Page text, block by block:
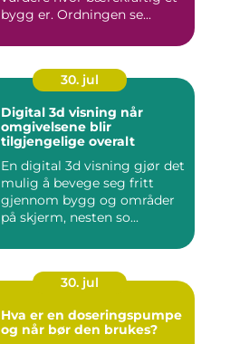
bygg er. Ordningen se...
30. jul
Digital 3d visning når
omgivelsene blir
tilgjengelige overalt
En digital 3d visning gjør det
mulig å bevege seg fritt
gjennom bygg og områder
på skjerm, nesten so...
30. jul
Hva er en doseringspumpe
og når bør den brukes?